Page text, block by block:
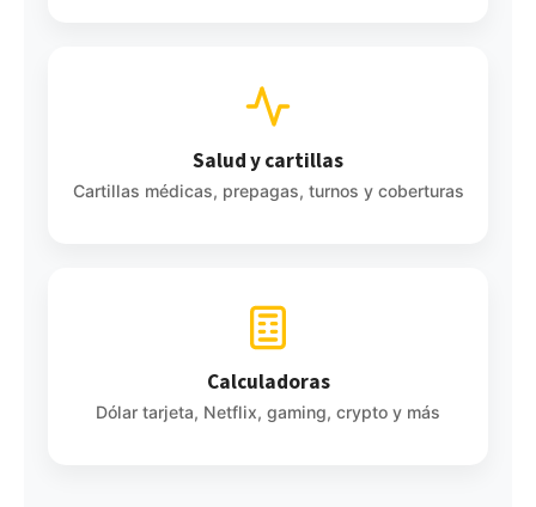
Salud y cartillas
Cartillas médicas, prepagas, turnos y coberturas
Calculadoras
Dólar tarjeta, Netflix, gaming, crypto y más